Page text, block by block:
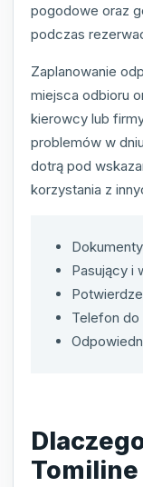
pogodowe oraz
podczas
Zaplanowanie
miejsca odbioru
kierowcy lub
problemów w
dotrą pod
korzystania z
Pasujący i
Telefon do
Tomiline